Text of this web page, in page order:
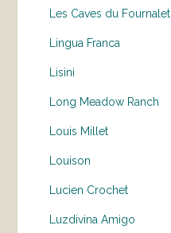
Les Caves du Fournalet
Lingua Franca
Lisini
Long Meadow Ranch
Louis Millet
Louison
Lucien Crochet
Luzdivina Amigo